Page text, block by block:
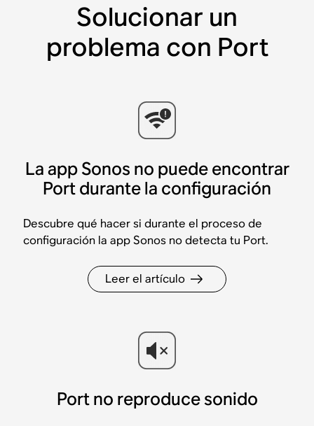
Solucionar un
problema con Port
La app Sonos no puede encontrar
Port durante la configuración
Descubre qué hacer si durante el proceso de
configuración la app Sonos no detecta tu Port.
Leer el artículo
Port no reproduce sonido